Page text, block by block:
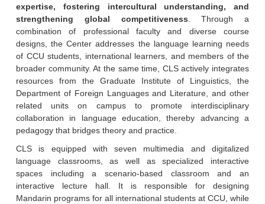
expertise, fostering intercultural understanding, and
strengthening global competitiveness . Through a
combination of professional faculty and diverse course
designs, the Center addresses the language learning needs
of CCU students, international learners, and members of the
broader community. At the same time, CLS actively integrates
resources from the Graduate Institute of Linguistics, the
Department of Foreign Languages and Literature, and other
related units on campus to promote interdisciplinary
collaboration in language education, thereby advancing a
pedagogy that bridges theory and practice.
CLS is equipped with seven multimedia and digitalized
language classrooms, as well as specialized interactive
spaces including a scenario-based classroom and an
interactive lecture hall. It is responsible for designing
Mandarin programs for all international students at CCU, while